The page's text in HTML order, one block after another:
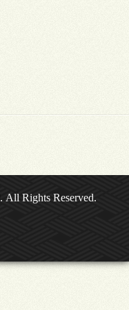
. All Rights Reserved.